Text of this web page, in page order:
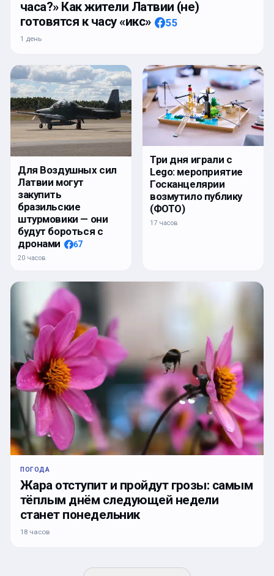
часа?» Как жители Латвии (не)
готовятся к часу «икс»
55
1 день
Для Воздушных сил
Латвии могут
закупить
бразильские
штурмовики — они
будут бороться с
дронами
67
20 часов
Три дня играли с
Lego: мероприятие
Госканцелярии
возмутило публику
(ФОТО)
17 часов
ПОГОДА
Жара отступит и пройдут грозы: самым
тёплым днём следующей недели
станет понедельник
18 часов